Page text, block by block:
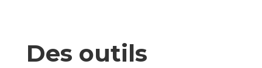
Des outils